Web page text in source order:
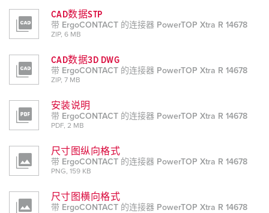
CAD数据STP
带 ErgoCONTACT 的连接器 PowerTOP Xtra R 14678
ZIP, 6 MB
CAD数据3D DWG
带 ErgoCONTACT 的连接器 PowerTOP Xtra R 14678
ZIP, 7 MB
安装说明
带 ErgoCONTACT 的连接器 PowerTOP Xtra R 14678
PDF, 2 MB
尺寸图纵向格式
带 ErgoCONTACT 的连接器 PowerTOP Xtra R 14678
PNG, 159 KB
尺寸图横向格式
带 ErgoCONTACT 的连接器 PowerTOP Xtra R 14678